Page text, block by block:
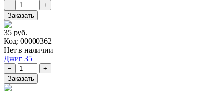
35 руб.
Код: 00000362
Нет в наличии
Джиг 35